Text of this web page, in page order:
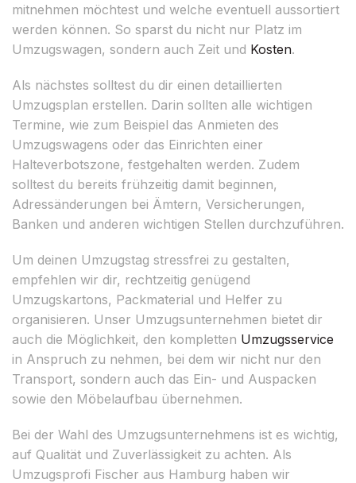
mitnehmen möchtest und welche eventuell aussortiert
werden können. So sparst du nicht nur Platz im
Umzugswagen, sondern auch Zeit und Kosten.
Als nächstes solltest du dir einen detaillierten
Umzugsplan erstellen. Darin sollten alle wichtigen
Termine, wie zum Beispiel das Anmieten des
Umzugswagens oder das Einrichten einer
Halteverbotszone, festgehalten werden. Zudem
solltest du bereits frühzeitig damit beginnen,
Adressänderungen bei Ämtern, Versicherungen,
Banken und anderen wichtigen Stellen durchzuführen.
Um deinen Umzugstag stressfrei zu gestalten,
empfehlen wir dir, rechtzeitig genügend
Umzugskartons, Packmaterial und Helfer zu
organisieren. Unser Umzugsunternehmen bietet dir
auch die Möglichkeit, den kompletten Umzugsservice
in Anspruch zu nehmen, bei dem wir nicht nur den
Transport, sondern auch das Ein- und Auspacken
sowie den Möbelaufbau übernehmen.
Bei der Wahl des Umzugsunternehmens ist es wichtig,
auf Qualität und Zuverlässigkeit zu achten. Als
Umzugsprofi Fischer aus Hamburg haben wir